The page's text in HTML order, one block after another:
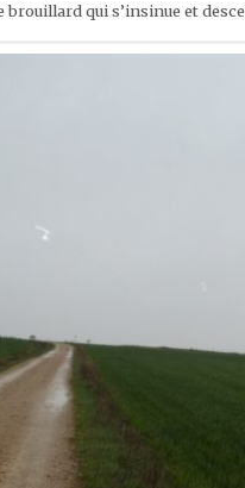
brouillard qui s’insinue et